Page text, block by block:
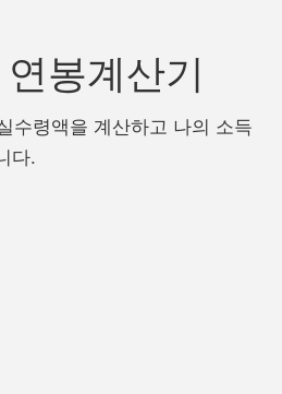
봉계산기
수령액을 계산하고 나의 소득
다.